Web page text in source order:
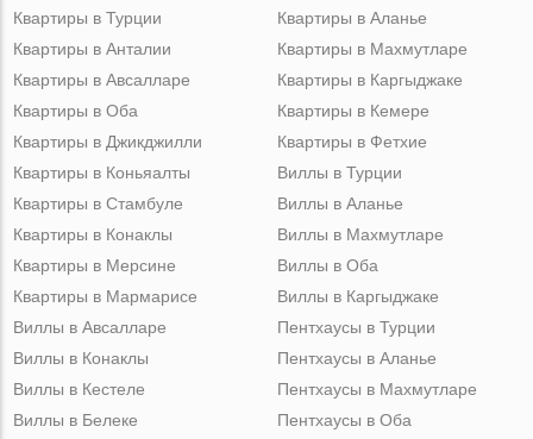
Квартиры в Турции
Квартиры в Анталии
Квартиры в Авсалларе
Квартиры в Оба
Квартиры в Джикджилли
Квартиры в Аланье
Квартиры в Махмутларе
Квартиры в Каргыджаке
Квартиры в Кемере
Квартиры в Фетхие
Квартиры в Коньяалты
Квартиры в Стамбуле
Квартиры в Конаклы
Квартиры в Мерсине
Квартиры в Мармарисе
Виллы в Турции
Виллы в Аланье
Виллы в Махмутларе
Виллы в Оба
Виллы в Каргыджаке
Виллы в Авсалларе
Виллы в Конаклы
Виллы в Кестеле
Виллы в Белеке
Пентхаусы в Турции
Пентхаусы в Аланье
Пентхаусы в Махмутларе
Пентхаусы в Оба